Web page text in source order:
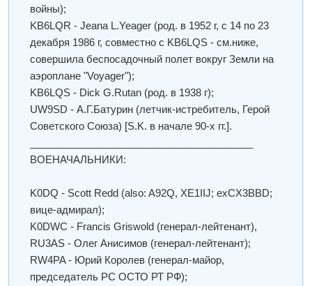
войны);
KB6LQR - Jeana L.Yeager (род. в 1952 г, с 14 по 23
декабря 1986 г, совместно с KB6LQS - см.ниже,
совершила беспосадочный полет вокруг Земли на
аэроплане "Voyager");
KB6LQS - Dick G.Rutan (род. в 1938 г);
UW9SD - А.Г.Батурин (летчик-истребитель, Герой
Советского Союза) [S.K. в начале 90-х гг.].
ВОЕНАЧАЛЬНИКИ:
K0DQ - Scott Redd (also: A92Q, XE1IIJ; exCX3BBD;
вице-адмирал);
K0DWC - Francis Griswold (генерал-лейтенант),
RU3AS - Олег Анисимов (генерал-лейтенант);
RW4PA - Юрий Королев (генерал-майор,
председатель РС ОСТО РТ РФ);